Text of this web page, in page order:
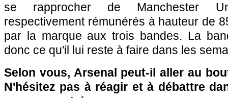
se rapprocher de Manchester
respectivement rémunérés à hauteur de
par la marque aux trois bandes. La
donc ce qu'il lui reste à faire dans les
Selon vous, Arsenal peut-il aller au
N'hésitez pas à réagir et à débattre